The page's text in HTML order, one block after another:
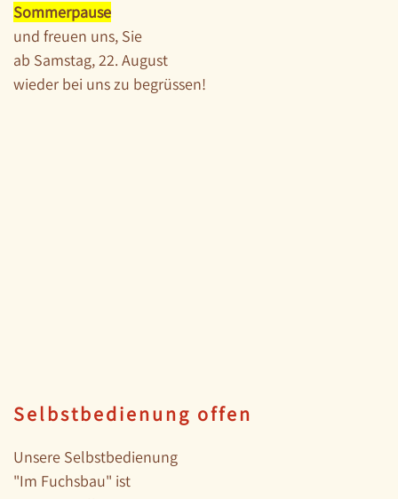
Sommerpause
und freuen uns, Sie
ab Samstag, 22. August
wieder bei uns zu begrüssen!
Selbstbedienung offen
Unsere Selbstbedienung
"Im Fuchsbau" ist